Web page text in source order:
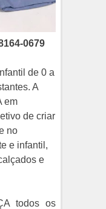
0679
de 0 a
A
em
de criar
no
e infantil,
e
todos os